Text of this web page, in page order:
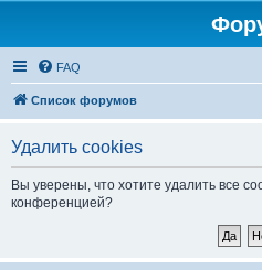
FAQ
Список форумов
Удалить cookies
Вы уверены, что хотите удалить все
конференцией?